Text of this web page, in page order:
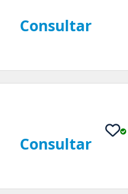
Consultar
Consultar